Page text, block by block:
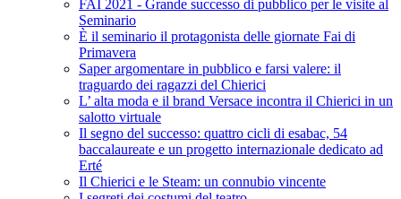
FAI 2021 - Grande successo di pubblico per le visite al
Seminario
È il seminario il protagonista delle giornate Fai di
Primavera
Saper argomentare in pubblico e farsi valere: il
traguardo dei ragazzi del Chierici
L’ alta moda e il brand Versace incontra il Chierici in un
salotto virtuale
Il segno del successo: quattro cicli di esabac, 54
baccalaureate e un progetto internazionale dedicato ad
Erté
Il Chierici e le Steam: un connubio vincente